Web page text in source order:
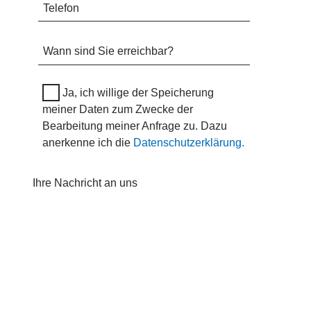
Ja, ich willige der Speicherung
meiner Daten zum Zwecke der
Bearbeitung meiner Anfrage zu. Dazu
anerkenne ich die Datenschutzerklärung.